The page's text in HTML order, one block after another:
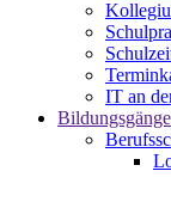
IT an
Bildungsgänge